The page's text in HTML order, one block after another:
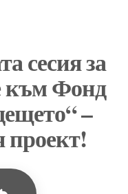
сесия за
към Фонд
–
проект!